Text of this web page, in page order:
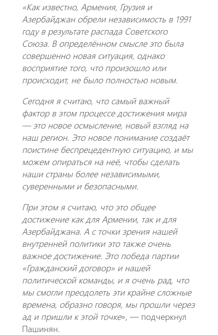
«Как известно, Армения, Грузия и
Азербайджан обрели независимость в 1991
году в результате распада Советского
Союза. В определённом смысле это была
совершенно новая ситуация, однако
восприятие того, что произошло или
происходит, не было полностью новым.
Сегодня я считаю, что самый важный
фактор в этом процессе достижения мира
— это новое осмысление, новый взгляд на
наш регион. Это новое понимание создаёт
поистине беспрецедентную ситуацию, и мы
можем опираться на неё, чтобы сделать
наши страны более независимыми,
суверенными и безопасными.
При этом я считаю, что это общее
достижение как для Армении, так и для
Азербайджана. А с точки зрения нашей
внутренней политики это также очень
важное достижение. Это победа партии
«Гражданский договор» и нашей
политической команды, и я очень рад, что
мы смогли преодолеть эти крайне сложные
времена, образно говоря, мы прошли через
ад и пришли к этой точке», — подчеркнул
Пашинян.